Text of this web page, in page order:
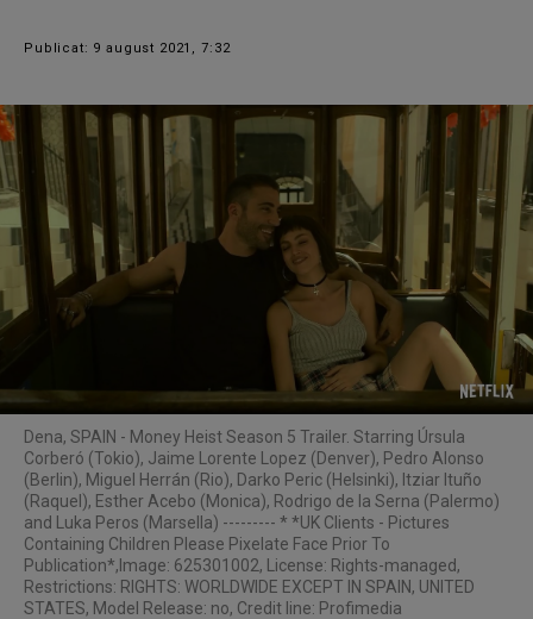
Publicat: 9 august 2021, 7:32
Dena, SPAIN - Money Heist Season 5 Trailer. Starring Úrsula
Corberó (Tokio), Jaime Lorente Lopez (Denver), Pedro Alonso
(Berlin), Miguel Herrán (Rio), Darko Peric (Helsinki), Itziar Ituño
(Raquel), Esther Acebo (Monica), Rodrigo de la Serna (Palermo)
and Luka Peros (Marsella) --------- * *UK Clients - Pictures
Containing Children Please Pixelate Face Prior To
Publication*,Image: 625301002, License: Rights-managed,
Restrictions: RIGHTS: WORLDWIDE EXCEPT IN SPAIN, UNITED
STATES, Model Release: no, Credit line: Profimedia